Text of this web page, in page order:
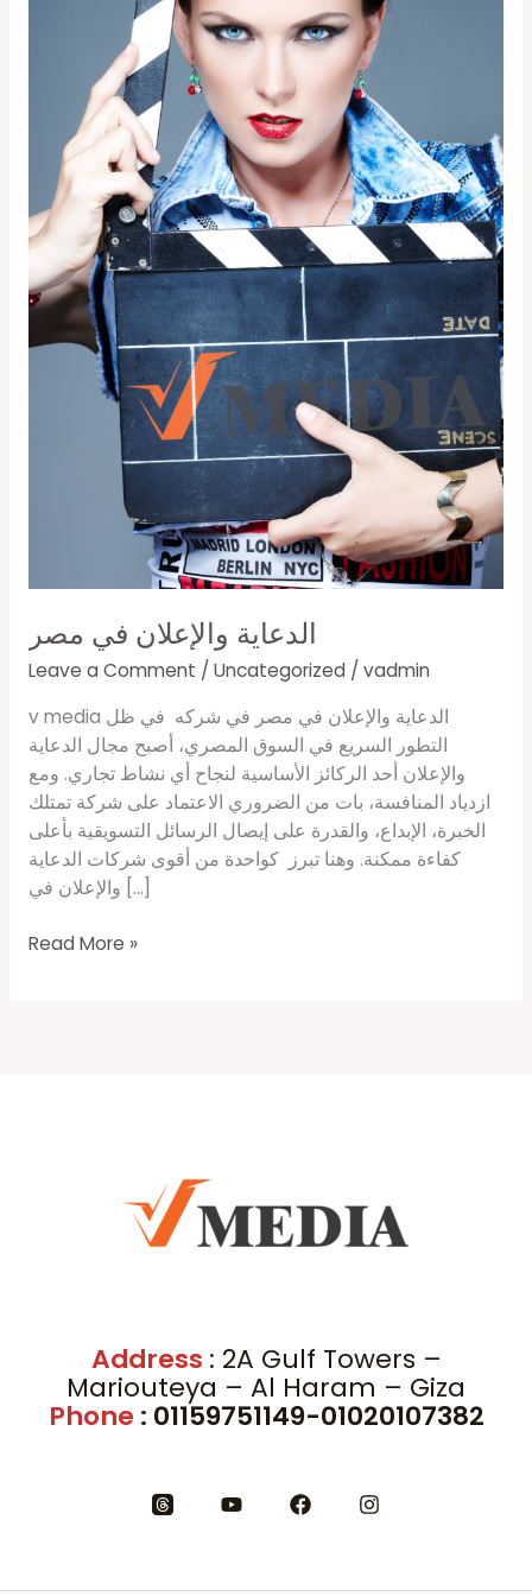
الدعاية والإعلان في مصر
Leave a Comment / Uncategorized / vadmin
v media الدعاية والإعلان في مصر في شركه في ظل
التطور السريع في السوق المصري، أصبح مجال الدعاية
والإعلان أحد الركائز الأساسية لنجاح أي نشاط تجاري. ومع
ازدياد المنافسة، بات من الضروري الاعتماد على شركة تمتلك
الخبرة، الإبداع، والقدرة على إيصال الرسائل التسويقية بأعلى
كفاءة ممكنة. وهنا تبرز كواحدة من أقوى شركات الدعاية
والإعلان في […]
Read More »
Address : 2A Gulf Towers –
Mariouteya – Al Haram – Giza
Phone : 01159751149-01020107382